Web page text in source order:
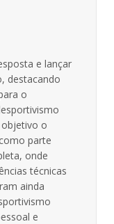
e lançar
destacando
o
o
parte
onde
técnicas
ainda
e